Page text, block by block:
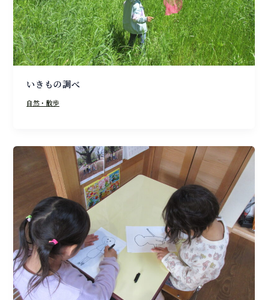
いきもの調べ
自然・散歩